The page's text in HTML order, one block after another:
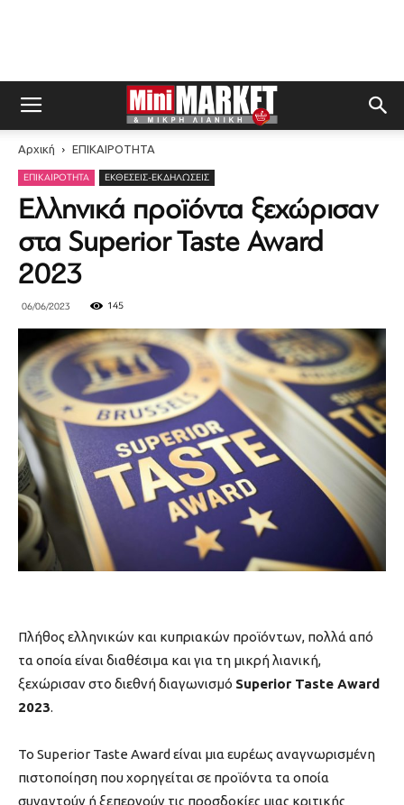
Αρχική ΕΠΙΚΑΙΡΟΤΗΤΑ
ΕΠΙΚΑΙΡΟΤΗΤΑ ΕΚΘΈΣΕΙΣ-ΕΚΔΗΛΏΣΕΙΣ
Ελληνικά προϊόντα ξεχώρισαν
στα Superior Taste Award
2023
06/06/2023 145
Πλήθος ελληνικών και κυπριακών προϊόντων, πολλά από
τα οποία είναι διαθέσιμα και για τη μικρή λιανική,
ξεχώρισαν στο διεθνή διαγωνισμό Superior Taste Award
2023.
Το Superior Taste Award είναι μια ευρέως αναγνωρισμένη
πιστοποίηση που χορηγείται σε προϊόντα τα οποία
συναντούν ή ξεπερνούν τις προσδοκίες μιας κριτικής